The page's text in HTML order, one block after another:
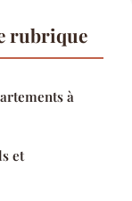
rubrique
à
et